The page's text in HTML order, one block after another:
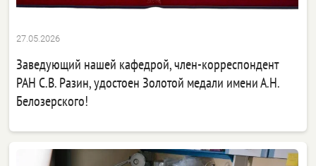
27.05.2026
Заведующий нашей кафедрой, член-корреспондент
РАН С.В. Разин, удостоен Золотой медали имени А.Н.
Белозерского!